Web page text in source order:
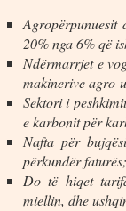
Agropërpunuesit
20% nga 6% që
Ndërmarrjet e
makinerive agro-
Sektori i
e karbonit për
Nafta për
përkundër
Do të hiqet
miellin, dhe